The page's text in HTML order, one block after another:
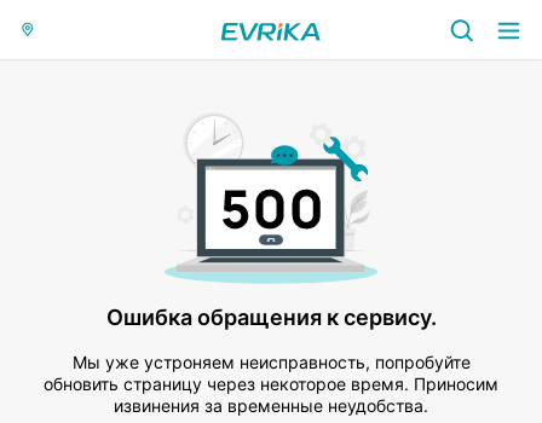
Ошибка обращения к сервису.
Мы уже устроняем неисправность, попробуйте
обновить страницу через некоторое время. Приносим
извинения за временные неудобства.